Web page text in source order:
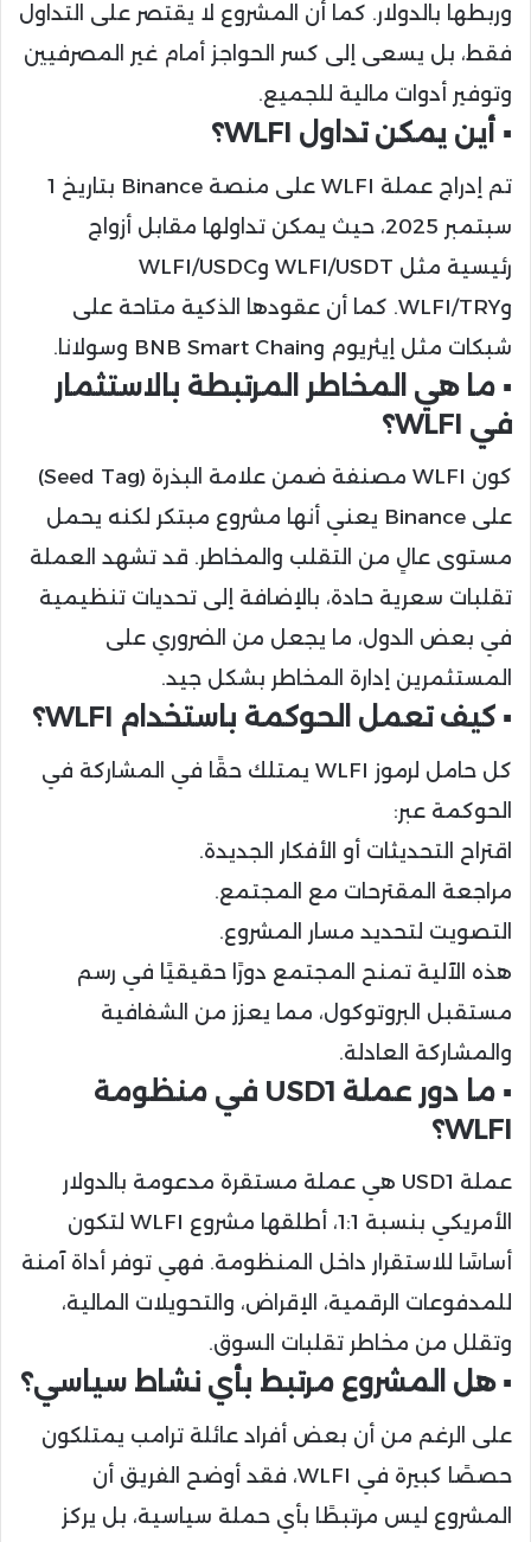
وربطها بالدولار. كما أن المشروع لا يقتصر على التداول
فقط، بل يسعى إلى كسر الحواجز أمام غير المصرفيين
وتوفير أدوات مالية للجميع.
▪️ أين يمكن تداول WLFI؟
تم إدراج عملة WLFI على منصة Binance بتاريخ 1
سبتمبر 2025، حيث يمكن تداولها مقابل أزواج
رئيسية مثل WLFI/USDT وWLFI/USDC
وWLFI/TRY. كما أن عقودها الذكية متاحة على
شبكات مثل إيثريوم وBNB Smart Chain وسولانا.
▪️ ما هي المخاطر المرتبطة بالاستثمار
في WLFI؟
كون WLFI مصنفة ضمن علامة البذرة (Seed Tag)
على Binance يعني أنها مشروع مبتكر لكنه يحمل
مستوى عالٍ من التقلب والمخاطر. قد تشهد العملة
تقلبات سعرية حادة، بالإضافة إلى تحديات تنظيمية
في بعض الدول، ما يجعل من الضروري على
المستثمرين إدارة المخاطر بشكل جيد.
▪️ كيف تعمل الحوكمة باستخدام WLFI؟
كل حامل لرموز WLFI يمتلك حقًا في المشاركة في
الحوكمة عبر:
اقتراح التحديثات أو الأفكار الجديدة.
مراجعة المقترحات مع المجتمع.
التصويت لتحديد مسار المشروع.
هذه الآلية تمنح المجتمع دورًا حقيقيًا في رسم
مستقبل البروتوكول، مما يعزز من الشفافية
والمشاركة العادلة.
▪️ ما دور عملة USD1 في منظومة
WLFI؟
عملة USD1 هي عملة مستقرة مدعومة بالدولار
الأمريكي بنسبة 1:1، أطلقها مشروع WLFI لتكون
أساسًا للاستقرار داخل المنظومة. فهي توفر أداة آمنة
للمدفوعات الرقمية، الإقراض، والتحويلات المالية،
وتقلل من مخاطر تقلبات السوق.
▪️ هل المشروع مرتبط بأي نشاط سياسي؟
على الرغم من أن بعض أفراد عائلة ترامب يمتلكون
حصصًا كبيرة في WLFI، فقد أوضح الفريق أن
المشروع ليس مرتبطًا بأي حملة سياسية، بل يركز